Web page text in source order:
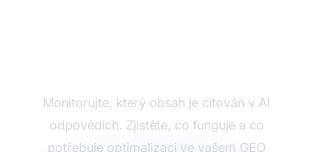
Monitorujte, který obsah je citován v AI
odpovědích. Zjistěte, co funguje a co
potřebuje optimalizaci ve vašem GEO